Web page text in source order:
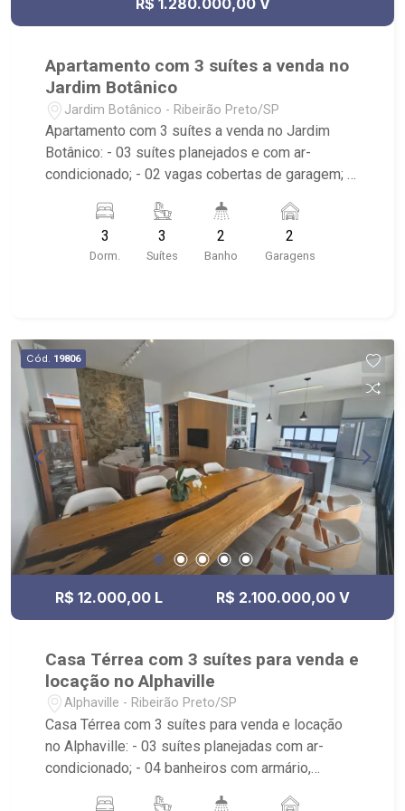
R$ 1.280.000,00 V
Apartamento com 3 suítes a venda no
Jardim Botânico
Jardim Botânico - Ribeirão Preto/SP
Apartamento com 3 suítes a venda no Jardim
Botânico: - 03 suítes planejados e com ar-
condicionado; - 02 vagas cobertas de garagem; -
portaria 24hrs, piscina (adulta e infantil),
playground, quadra poliesportiva, salão de festas,
brinquedoteca e academia; - Próximo ao Colégio
Açúcar e Praça da bicicleta.
3
Dorm.
3
Suítes
2
Banho
2
Garagens
Cód. 19806
R$ 12.000,00 L R$ 2.100.000,00 V
Casa Térrea com 3 suítes para venda e
locação no Alphaville
Alphaville - Ribeirão Preto/SP
Casa Térrea com 3 suítes para venda e locação
no Alphaville: - 03 suítes planejadas com ar-
condicionado; - 04 banheiros com armário,